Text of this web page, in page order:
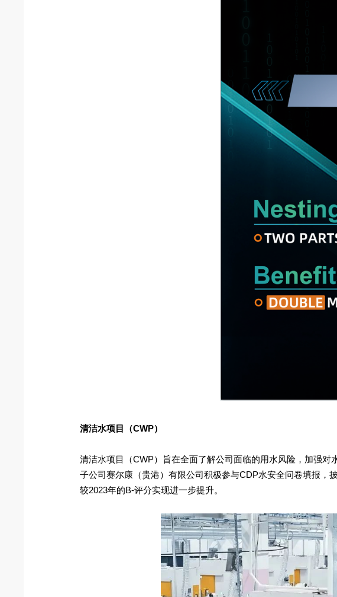
清洁水项目（CWP）
清洁水项目（CWP）旨在全面了解公司面临的用水风险，加强
子公司赛尔康（贵港）有限公司积极参与CDP水安全问卷填报，
较2023年的B-评分实现进一步提升。